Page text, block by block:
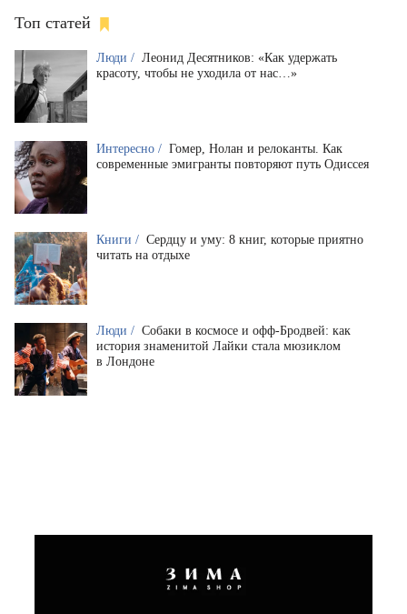
Топ статей
Люди / Леонид Десятников: «Как удержать
красоту, чтобы не уходила от нас…»
Интересно / Гомер, Нолан и релоканты. Как
современные эмигранты повторяют путь Одиссея
Книги / Сердцу и уму: 8 книг, которые приятно
читать на отдыхе
Люди / Собаки в космосе и офф-Бродвей: как
история знаменитой Лайки стала мюзиклом
в Лондоне